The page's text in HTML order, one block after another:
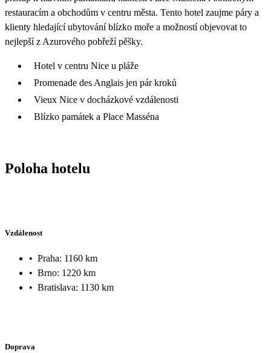
restauracím a obchodům v centru města. Tento hotel zaujme páry a
klienty hledající ubytování blízko moře a možností objevovat to
nejlepší z Azurového pobřeží pěšky.
Hotel v centru Nice u pláže
Promenade des Anglais jen pár kroků
Vieux Nice v docházkové vzdálenosti
Blízko památek a Place Masséna
Poloha hotelu
Vzdálenost
• Praha: 1160 km
• Brno: 1220 km
• Bratislava: 1130 km
Doprava